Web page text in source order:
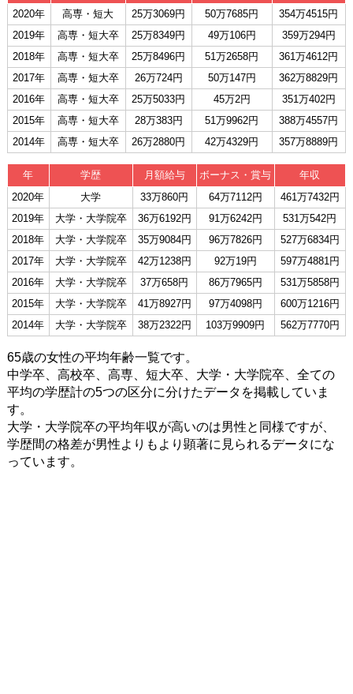
2020年
高専・短大 25万3069円 50万7685円
354万4515円
2019年
高専・短大卒 25万8349円 49万106円
359万294円
2018年
高専・短大卒 25万8496円 51万2658円
361万4612円
2017年
高専・短大卒 26万724円 50万147円
362万8829円
2016年
高専・短大卒 25万5033円 45万2円
351万402円
2015年
高専・短大卒 28万383円 51万9962円
388万4557円
2014年
高専・短大卒 26万2880円 42万4329円 357万8889円
年 学歴 月額給与 ボーナス・賞与
年収
2020年
大学 33万860円 64万7112円
461万7432円
2019年
大学・大学院卒 36万6192円 91万6242円
531万542円
2018年
大学・大学院卒 35万9084円 96万7826円
527万6834円
2017年
大学・大学院卒 42万1238円 92万19円
597万4881円
2016年
大学・大学院卒 37万658円 86万7965円
531万5858円
2015年
大学・大学院卒 41万8927円 97万4098円
600万1216円
2014年
大学・大学院卒 38万2322円 103万9909円 562万7770円
65歳の女性の平均年齢一覧です。
中学卒、高校卒、高専、短大卒、大学・大学院卒、全ての
平均の学歴計の5つの区分に分けたデータを掲載していま
す。
大学・大学院卒の平均年収が高いのは男性と同様ですが、
学歴間の格差が男性よりもより顕著に見られるデータにな
っています。